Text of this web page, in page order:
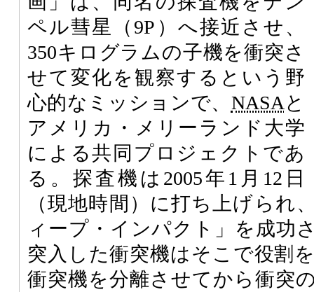
ペル彗星（9P）へ接近させ、
350キログラムの子機を衝突さ
せて変化を観察するという野
心的なミッションで、 NASA と
アメリカ・メリーランド大学
による共同プロジェクトであ
る。探査機は2005年1月12日
（現地時間）に打ち上げられ
ィープ・インパクト」を成功
突入した衝突機はそこで役割
衝突機を分離させてから衝突